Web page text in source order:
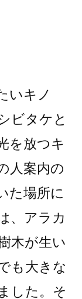
いキノ
ビタケと
を放つキ
人案内の
た場所に
、アラカ
木が生い
も大きな
した。そ